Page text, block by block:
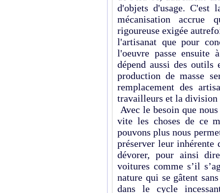
d'objets d'usage.
mécanisation accrue
rigoureuse exigée
l'artisanat que pour
l'oeuvre passe ensuite
dépend aussi des outils
production de masse
remplacement des
travailleurs et la
Avec le besoin que
vite les choses de ce
pouvons plus nous
préserver leur
dévorer, pour ainsi
voitures comme s’il
nature qui se gâtent
dans le cycle